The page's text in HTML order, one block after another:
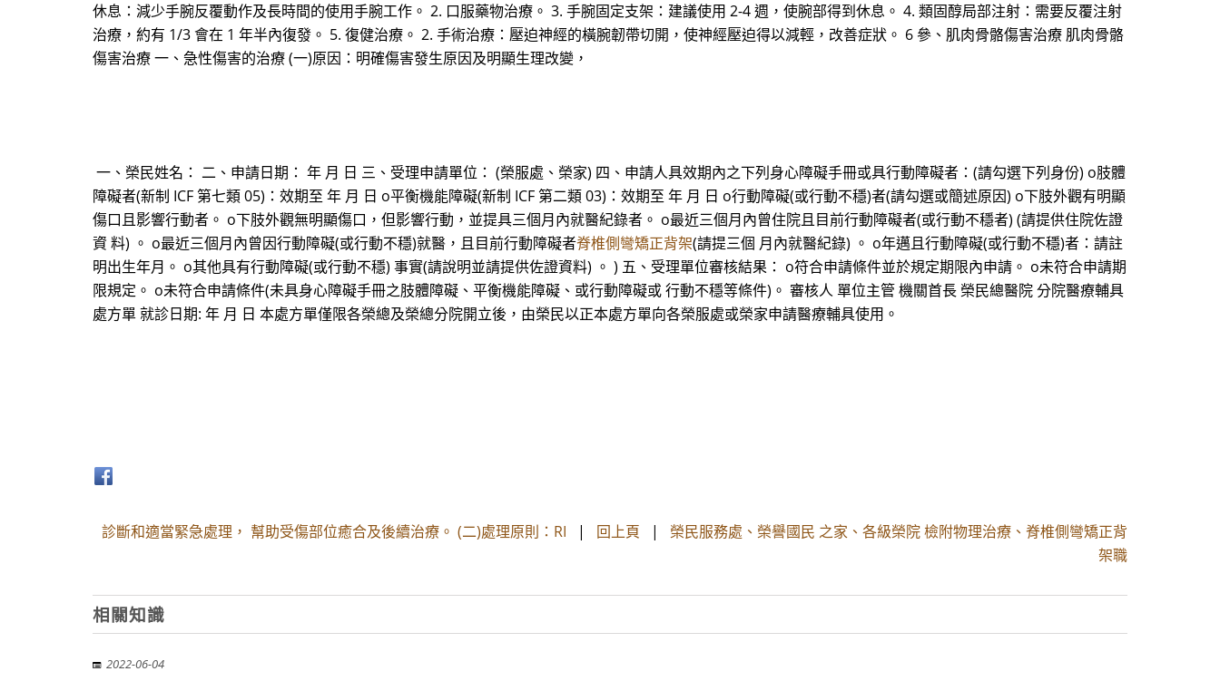
休息：減少手腕反覆動作及長時間的使用手腕工作。 2. 口服藥物治療。 3. 手腕固定支架：建議使用 2-4 週，使腕部得到休息。 4. 類固醇局部注射：需要反覆注射
治療，約有 1/3 會在 1 年半內復發。 5. 復健治療。 2. 手術治療：壓迫神經的橫腕韌帶切開，使神經壓迫得以減輕，改善症狀。 6 參、肌肉骨骼傷害治療 肌肉骨骼
傷害治療 一、急性傷害的治療 (一)原因：明確傷害發生原因及明顯生理改變，
一、榮民姓名： 二、申請日期： 年 月 日 三、受理申請單位： (榮服處、榮家) 四、申請人具效期內之下列身心障礙手冊或具行動障礙者：(請勾選下列身份) o肢體
障礙者(新制 ICF 第七類 05)：效期至 年 月 日 o平衡機能障礙(新制 ICF 第二類 03)：效期至 年 月 日 o行動障礙(或行動不穩)者(請勾選或簡述原因) o下肢外觀有明顯
傷口且影響行動者。 o下肢外觀無明顯傷口，但影響行動，並提具三個月內就醫紀錄者。 o最近三個月內曾住院且目前行動障礙者(或行動不穩者) (請提供住院佐證
資 料) 。 o最近三個月內曾因行動障礙(或行動不穩)就醫，且目前行動障礙者脊椎側彎矯正背架(請提三個 月內就醫紀錄) 。 o年邁且行動障礙(或行動不穩)者：請註
明出生年月。 o其他具有行動障礙(或行動不穩) 事實(請說明並請提供佐證資料) 。 ) 五、受理單位審核結果： o符合申請條件並於規定期限內申請。 o未符合申請期
限規定。 o未符合申請條件(未具身心障礙手冊之肢體障礙、平衡機能障礙、或行動障礙或 行動不穩等條件)。 審核人 單位主管 機關首長 榮民總醫院 分院醫療輔具
處方單 就診日期: 年 月 日 本處方單僅限各榮總及榮總分院開立後，由榮民以正本處方單向各榮服處或榮家申請醫療輔具使用。
診斷和適當緊急處理， 幫助受傷部位癒合及後續治療。 (二)處理原則：RI | 回上頁 | 榮民服務處、榮譽國民 之家、各級榮院 檢附物理治療、脊椎側彎矯正背
架職
相關知識
2022-06-04